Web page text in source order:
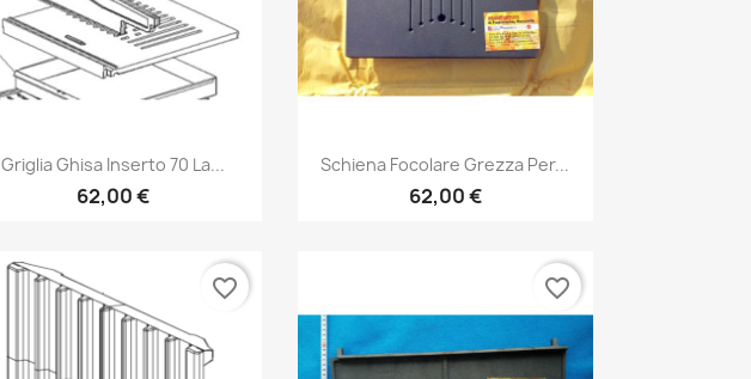
Anteprima
Griglia Ghisa Inserto 70 La...
62,00 €
Anteprima
Schiena Focolare Grezza Per...
62,00 €
favorite_border favorite_border